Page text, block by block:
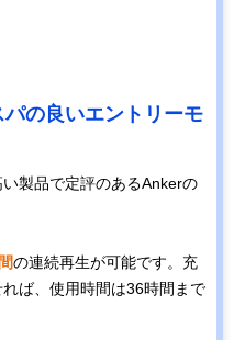
の良いエントリーモ
製品で定評のあるAnkerの
の連続再生が可能です。充
ば、使用時間は36時間まで